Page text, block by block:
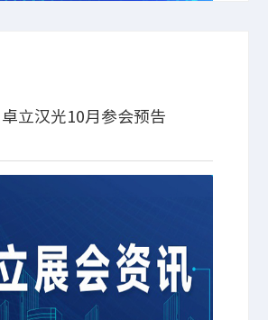
立汉光10月参会预告
光10月参会预告，聚焦拉曼光谱